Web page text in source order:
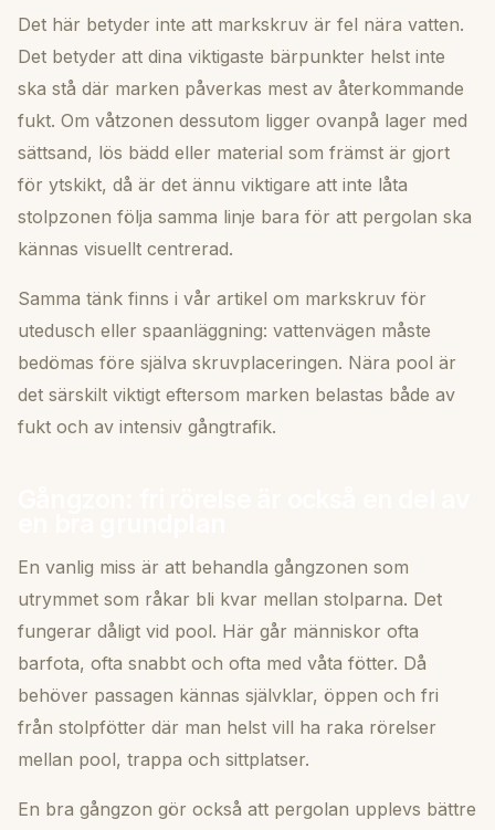
Det här betyder inte att markskruv är fel nära vatten.
Det betyder att dina viktigaste bärpunkter helst inte
ska stå där marken påverkas mest av återkommande
fukt. Om våtzonen dessutom ligger ovanpå lager med
sättsand, lös bädd eller material som främst är gjort
för ytskikt, då är det ännu viktigare att inte låta
stolpzonen följa samma linje bara för att pergolan ska
kännas visuellt centrerad.
Samma tänk finns i vår artikel om markskruv för
utedusch eller spaanläggning: vattenvägen måste
bedömas före själva skruvplaceringen. Nära pool är
det särskilt viktigt eftersom marken belastas både av
fukt och av intensiv gångtrafik.
En vanlig miss är att behandla gångzonen som
utrymmet som råkar bli kvar mellan stolparna. Det
fungerar dåligt vid pool. Här går människor ofta
barfota, ofta snabbt och ofta med våta fötter. Då
behöver passagen kännas självklar, öppen och fri
från stolpfötter där man helst vill ha raka rörelser
mellan pool, trappa och sittplatser.
En bra gångzon gör också att pergolan upplevs bättre